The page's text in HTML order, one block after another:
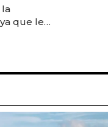
la
que le